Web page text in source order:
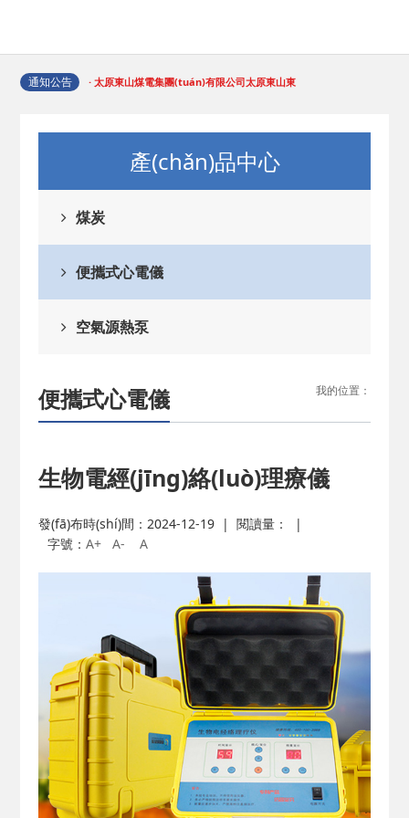
通知公告 · 太原東山煤電集團(tuán)有限公司太原東山東
興煤業(yè) 2024-12-06
· 五龍水土保持設(shè)
施驗(yàn)收公示 2024-12-06
· 職業(yè)技能等級認
(rèn)定成績公示 2024-10-10
產(chǎn)品中心
煤炭
便攜式心電儀
空氣源熱泵
便攜式心電儀 我的位置：
生物電經(jīng)絡(luò)理療儀
發(fā)布時(shí)間：2024-12-19 |閱讀量：
|
字號：A+ A- A